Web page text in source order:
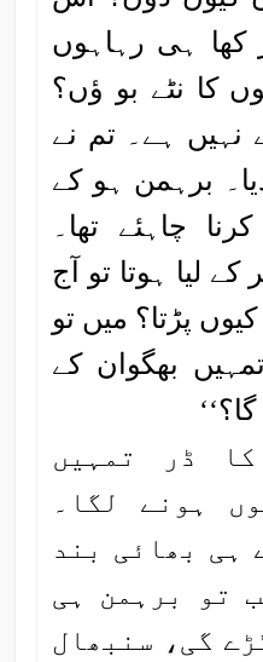
کھا ہی رہاہوں
کا نٹے بو ؤں؟
نہیں ہے۔ تم نے
برہمن ہو کے
چاہئے تھا۔
لیا ہوتا تو آج
پڑتا؟ میں تو
بھگوان کے
کا ڈر تمہیں
ہونے لگا۔
ہی بھائی بند
تو برہمن ہی
گی، سنبھال